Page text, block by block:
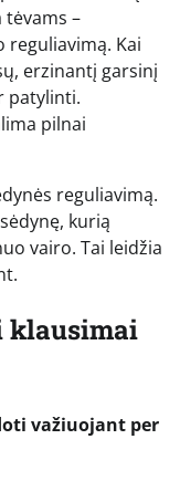
–
Kai
erzinantį garsinį
patylinti.
pilnai
reguliavimą.
kurią
vairo. Tai leidžia
klausimai
važiuojant per